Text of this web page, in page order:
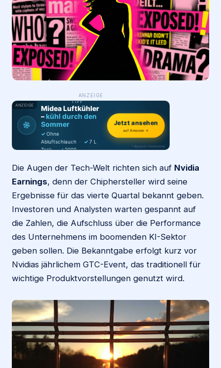
Login
Firma eintragen
ANZEIGE
ANZEIGE
❄
PRODUKT-
TIPP
Midea Luftkühler
–kühl durch den
Sommer
✓ Ohne
Abluftschlauch · ✓ 7 L
Tank · ✓2000
Jetzt ansehen
auf Amazon →
* Amazon-Partnerlink
Die Augen der Tech-Welt richten sich auf Nvidia
Earnings, denn der Chiphersteller wird seine
Ergebnisse für das vierte Quartal bekannt geben.
Investoren und Analysten warten gespannt auf
die Zahlen, die Aufschluss über die Performance
des Unternehmens im boomenden KI-Sektor
geben sollen. Die Bekanntgabe erfolgt kurz vor
Nvidias jährlichem GTC-Event, das traditionell für
wichtige Produktvorstellungen genutzt wird.